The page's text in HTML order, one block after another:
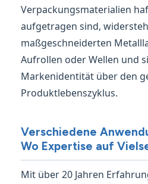
Verpackungsmaterialien
aufgetragen sind,
maßgeschneiderten
Aufrollen oder Wellen und
Markenidentität über den
Produktlebenszyklus.
Verschiedene
Wo Expertise auf
Mit über 20 Jahren